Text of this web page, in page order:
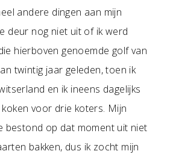
andere dingen aan mijn
deur nog niet uit of ik werd
hierboven genoemde golf van
twintig jaar geleden, toen ik
en ik ineens dagelijks
voor drie koters. Mijn
bestond op dat moment uit niet
bakken, dus ik zocht mijn